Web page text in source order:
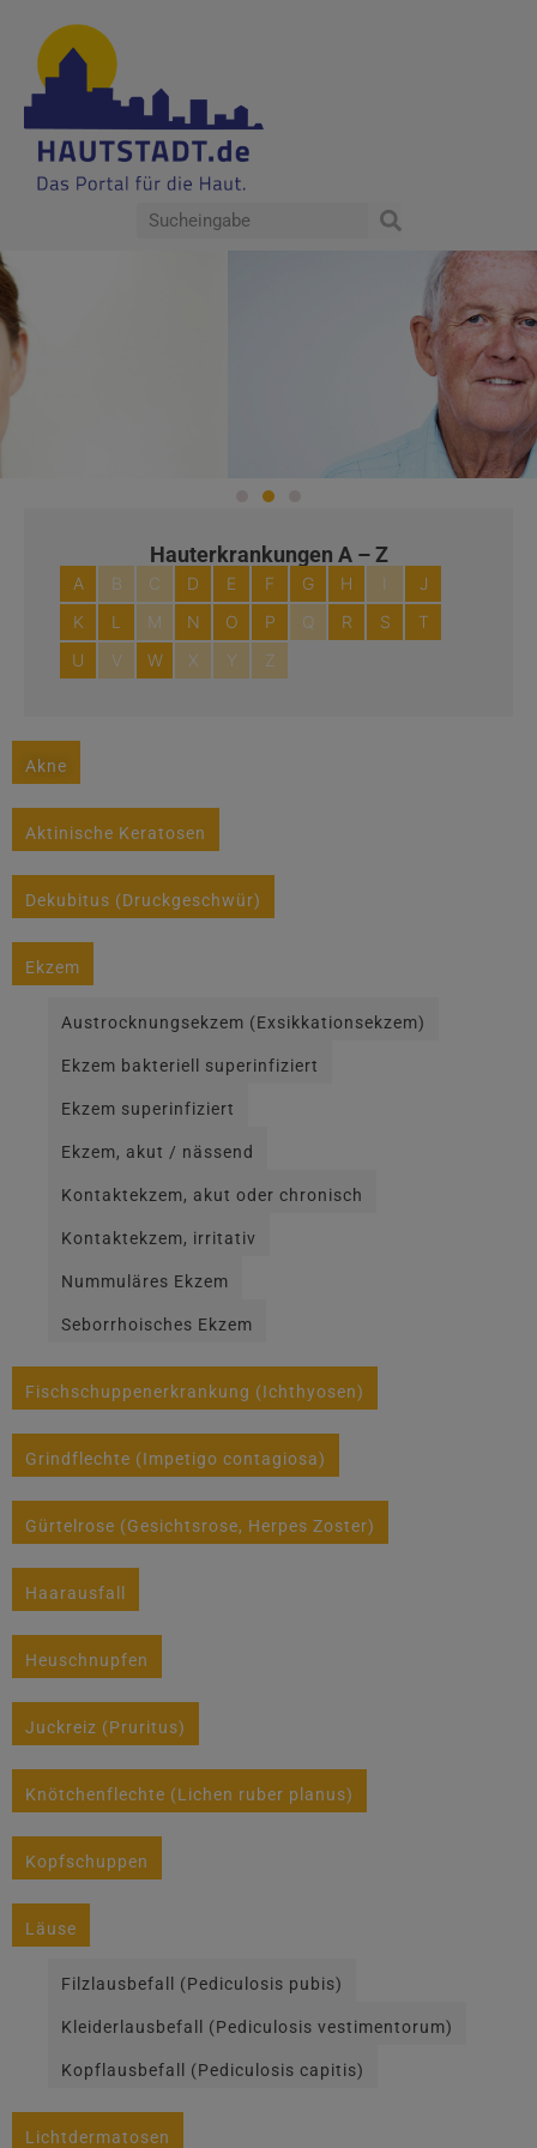
Hauterkrankungen A – Z
A B C D E F G H I
J
K
L M N O P Q R S
T
U
V W X Y Z
Akne
Aktinische Keratosen
Dekubitus (Druckgeschwür)
Ekzem
Austrocknungsekzem (Exsikkationsekzem)
Ekzem bakteriell superinfiziert
Ekzem superinfiziert
Ekzem, akut / nässend
Kontaktekzem, akut oder chronisch
Kontaktekzem, irritativ
Nummuläres Ekzem
Seborrhoisches Ekzem
Fischschuppenerkrankung (Ichthyosen)
Grindflechte (Impetigo contagiosa)
Gürtelrose (Gesichtsrose, Herpes Zoster)
Haarausfall
Heuschnupfen
Juckreiz (Pruritus)
Knötchenflechte (Lichen ruber planus)
Kopfschuppen
Läuse
Filzlausbefall (Pediculosis pubis)
Kleiderlausbefall (Pediculosis vestimentorum)
Kopflausbefall (Pediculosis capitis)
Lichtdermatosen